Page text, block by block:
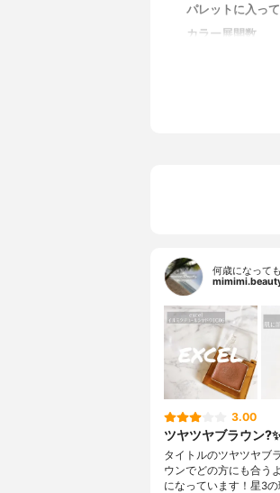
パレットに入っ
カラー展開数
何歳になって
3.00
ツヤツヤブラウン
タイトルのツヤツヤブ
ウンでどの方にも合う
になっています！星3